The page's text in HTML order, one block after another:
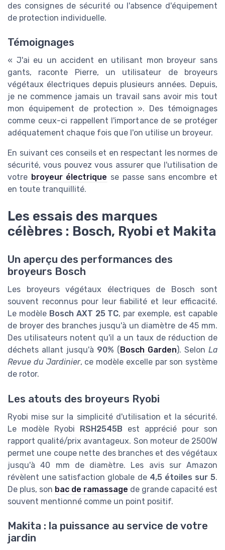
des consignes de sécurité ou l'absence d'équipement
de protection individuelle.
Témoignages
« J'ai eu un accident en utilisant mon broyeur sans
gants, raconte Pierre, un utilisateur de broyeurs
végétaux électriques depuis plusieurs années. Depuis,
je ne commence jamais un travail sans avoir mis tout
mon équipement de protection ». Des témoignages
comme ceux-ci rappellent l'importance de se protéger
adéquatement chaque fois que l'on utilise un broyeur.
En suivant ces conseils et en respectant les normes de
sécurité, vous pouvez vous assurer que l'utilisation de
votre broyeur électrique se passe sans encombre et
en toute tranquillité.
Les essais des marques
célèbres : Bosch, Ryobi et Makita
Un aperçu des performances des
broyeurs Bosch
Les broyeurs végétaux électriques de Bosch sont
souvent reconnus pour leur fiabilité et leur efficacité.
Le modèle Bosch AXT 25 TC, par exemple, est capable
de broyer des branches jusqu'à un diamètre de 45 mm.
Des utilisateurs notent qu'il a un taux de réduction de
déchets allant jusqu'à 90% ( Bosch Garden). Selon La
Revue du Jardinier, ce modèle excelle par son système
de rotor.
Les atouts des broyeurs Ryobi
Ryobi mise sur la simplicité d'utilisation et la sécurité.
Le modèle Ryobi RSH2545B est apprécié pour son
rapport qualité/prix avantageux. Son moteur de 2500W
permet une coupe nette des branches et des végétaux
jusqu'à 40 mm de diamètre. Les avis sur Amazon
révèlent une satisfaction globale de 4,5 étoiles sur 5.
De plus, son bac de ramassage de grande capacité est
souvent mentionné comme un point positif.
Makita : la puissance au service de votre
jardin